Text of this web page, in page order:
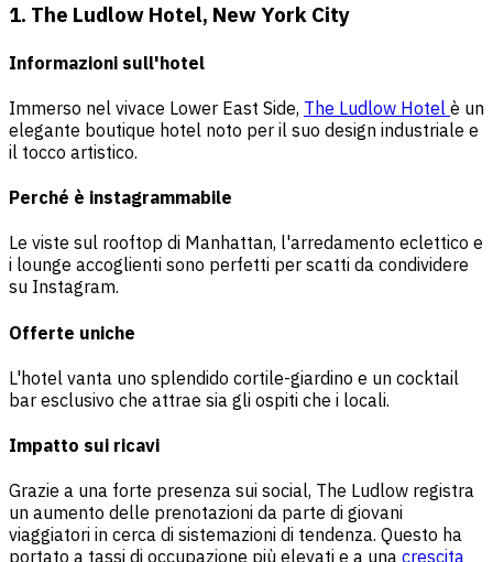
1. The Ludlow Hotel, New York City
Informazioni sull'hotel
Immerso nel vivace Lower East Side, The Ludlow Hotel è un
elegante boutique hotel noto per il suo design industriale e
il tocco artistico.
Perché è instagrammabile
Le viste sul rooftop di Manhattan, l'arredamento eclettico e
i lounge accoglienti sono perfetti per scatti da condividere
su Instagram.
Offerte uniche
L'hotel vanta uno splendido cortile-giardino e un cocktail
bar esclusivo che attrae sia gli ospiti che i locali.
Impatto sui ricavi
Grazie a una forte presenza sui social, The Ludlow registra
un aumento delle prenotazioni da parte di giovani
viaggiatori in cerca di sistemazioni di tendenza. Questo ha
portato a tassi di occupazione più elevati e a una crescita